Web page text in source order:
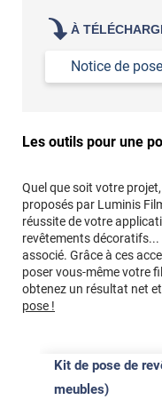
À
Notice de pose
Les outils pour une
Quel que soit votre
proposés par Luminis
réussite de votre
revêtements
associé. Grâce à ces
poser vous-même votre
obtenez un résultat net
pose !
Kit de pose de
meubles)